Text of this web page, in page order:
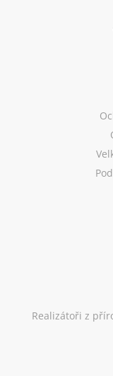
Realizátoři z